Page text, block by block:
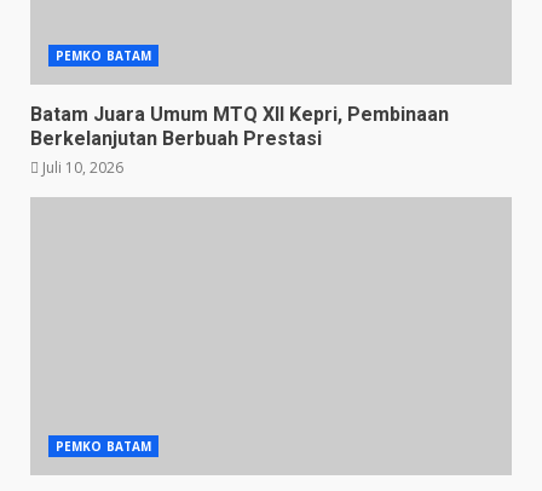
PEMKO BATAM
Batam Juara Umum MTQ XII Kepri, Pembinaan
Berkelanjutan Berbuah Prestasi
Juli 10, 2026
PEMKO BATAM